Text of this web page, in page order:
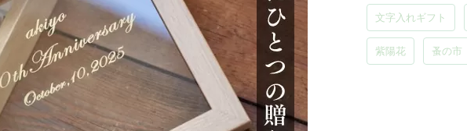
文字入れギフト
紫陽花 蚤の市